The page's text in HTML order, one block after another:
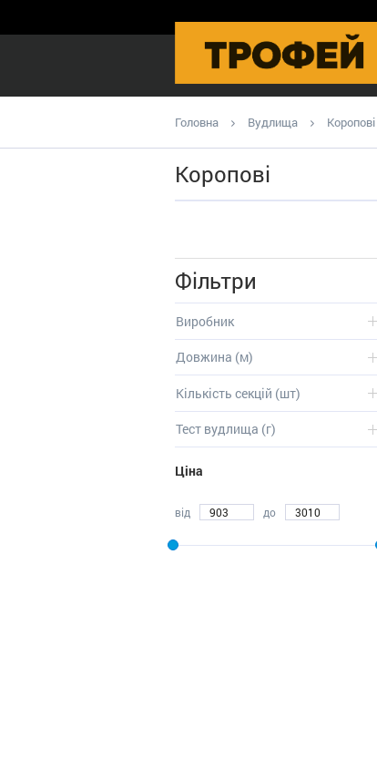
Головна Вудлища Коропові
Коропові
Фільтри
Виробник
Довжина (м)
Кількість секцій (шт)
Тест вудлища (г)
Ціна
від до